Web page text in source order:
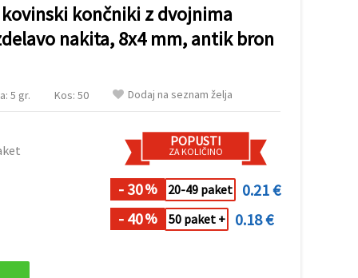
končniki z dvojnima
nakita, 8x4 mm, antik bron
5 gr. Kos: 50 Dodaj na seznam želja
POPUSTI
ZA KOLIČINO
- 30% 20-49 paket
0.21 €
- 40% 50 paket + 0.18 €